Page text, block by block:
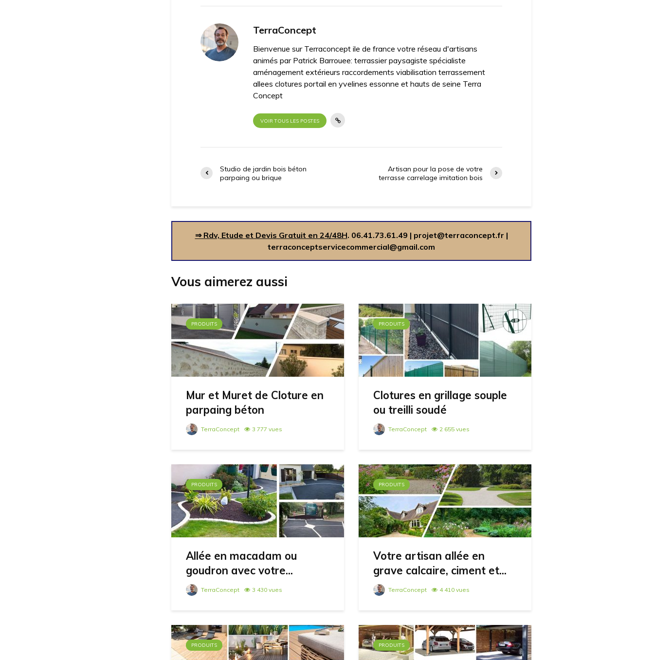
TerraConcept
Bienvenue sur Terraconcept ile de france votre réseau d'artisans
animés par Patrick Barrouee: terrassier paysagiste spécialiste
aménagement extérieurs raccordements viabilisation terrassement
allees clotures portail en yvelines essonne et hauts de seine Terra
Concept
VOIR TOUS LES POSTES
Studio de jardin bois béton
parpaing ou brique
Artisan pour la pose de votre
terrasse carrelage imitation bois
⇒ Rdv, Etude et Devis Gratuit en 24/48H. 06.41.73.61.49 | projet@terraconcept.fr |
terraconceptservicecommercial@gmail.com
Vous aimerez aussi
PRODUITS
Mur et Muret de Cloture en
parpaing béton
TerraConcept 3 777 vues
PRODUITS
Clotures en grillage souple
ou treilli soudé
TerraConcept 2 655 vues
PRODUITS
Allée en macadam ou
goudron avec votre...
TerraConcept 3 430 vues
PRODUITS
Votre artisan allée en
grave calcaire, ciment et...
TerraConcept 4 410 vues
PRODUITS PRODUITS